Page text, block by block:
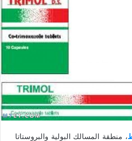
، منطقة المسالك البولية والبروستاتا